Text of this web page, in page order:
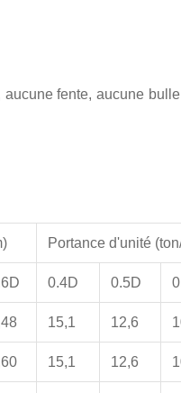
fente, aucune
Portance d'unité
0.4D 0.5D
15,1 12,6
15,1 12,6